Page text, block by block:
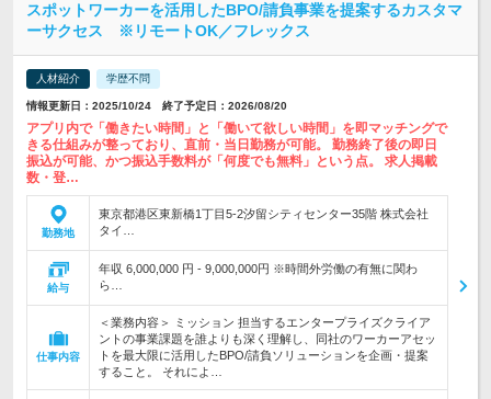
スポットワーカーを活用したBPO/請負事業を提案するカスタマ
ーサクセス ※リモートOK／フレックス
人材紹介 学歴不問
情報更新日：2025/10/24 終了予定日：2026/08/20
アプリ内で「働きたい時間」と「働いて欲しい時間」を即マッチングで
きる仕組みが整っており、直前・当日勤務が可能。 勤務終了後の即日
振込が可能、かつ振込手数料が「何度でも無料」という点。 求人掲載
数・登…
勤務地
東京都港区東新橋1丁目5-2汐留シティセンター35階 株式会社
タイ…
給与
年収 6,000,000 円 - 9,000,000円 ※時間外労働の有無に関わ
ら…
仕事内容
＜業務内容＞ ミッション 担当するエンタープライズクライア
ントの事業課題を誰よりも深く理解し、同社のワーカーアセッ
トを最大限に活用したBPO/請負ソリューションを企画・提案
すること。 それによ…